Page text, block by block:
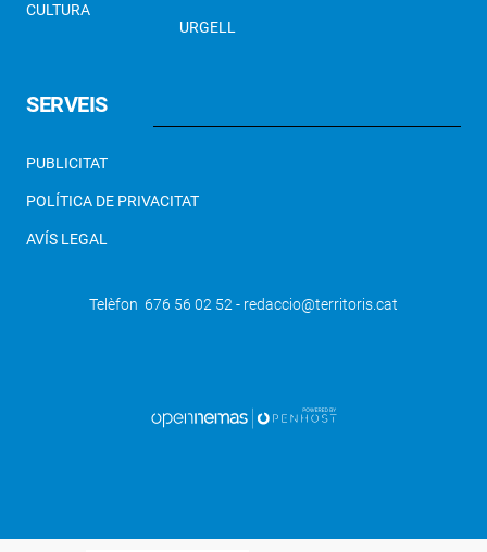
CULTURA
URGELL
SERVEIS
PUBLICITAT
POLÍTICA DE PRIVACITAT
AVÍS LEGAL
Telèfon 676 56 02 52 - redaccio@territoris.cat